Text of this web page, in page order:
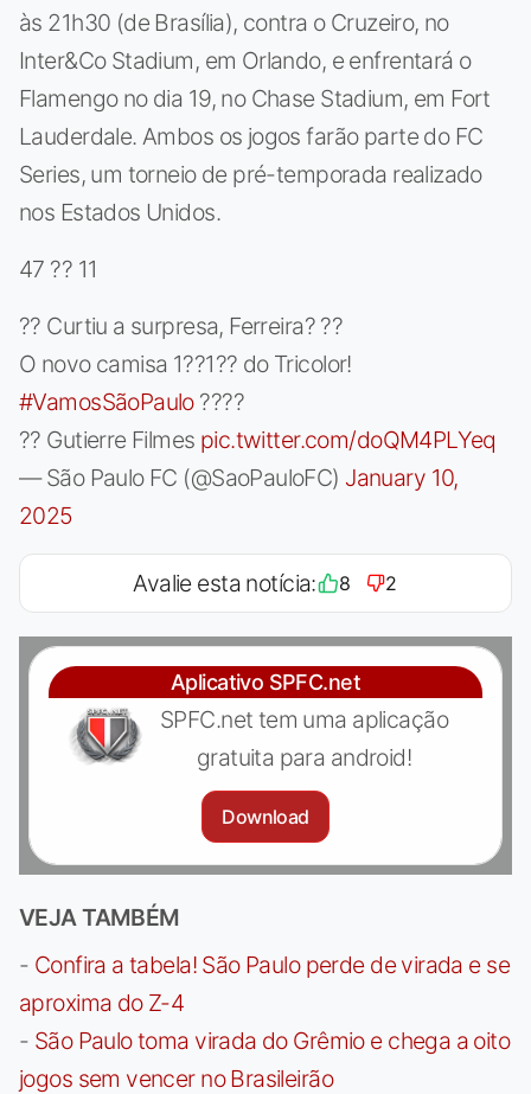
às 21h30 (de Brasília), contra o Cruzeiro, no
Inter&Co Stadium, em Orlando, e enfrentará o
Flamengo no dia 19, no Chase Stadium, em Fort
Lauderdale. Ambos os jogos farão parte do FC
Series, um torneio de pré-temporada realizado
nos Estados Unidos.
47 ?? 11
?? Curtiu a surpresa, Ferreira? ??
O novo camisa 1??1?? do Tricolor!
#VamosSãoPaulo????
?? Gutierre Filmes pic.twitter.com/doQM4PLYeq
— São Paulo FC (@SaoPauloFC) January 10,
2025
Avalie esta notícia: 8 2
Aplicativo SPFC.net
SPFC.net tem uma aplicação
gratuita para android!
Download
VEJA TAMBÉM
- Confira a tabela! São Paulo perde de virada e se
aproxima do Z-4
- São Paulo toma virada do Grêmio e chega a oito
jogos sem vencer no Brasileirão